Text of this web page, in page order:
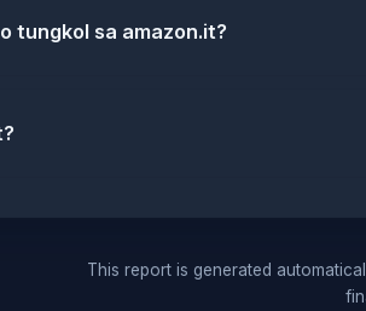
tungkol sa amazon.it?
This report is generated